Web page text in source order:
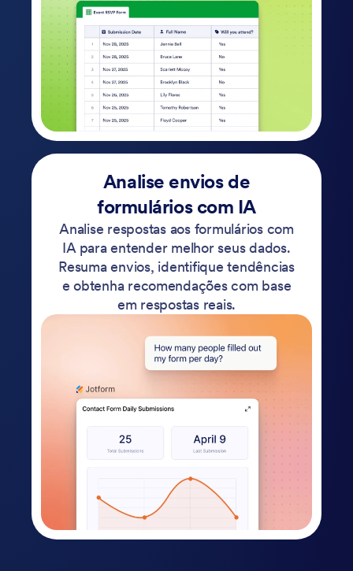
Analise envios de
formulários com IA
Analise respostas aos formulários com
IA para entender melhor seus dados.
Resuma envios, identifique tendências
e obtenha recomendações com base
em respostas reais.